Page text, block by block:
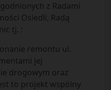
z Radami
Osiedli, Radą
tj. :
remontu ul.
jej
drogowym oraz
to projekt wspólny